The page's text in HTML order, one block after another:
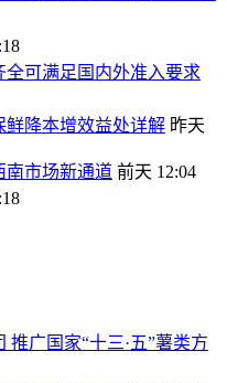
全可满足国内外准入要求
鲜降本增效益处详解 昨天
南市场新通道 前天 12:04